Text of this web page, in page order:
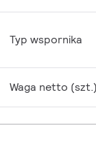
Typ wspornika
Waga netto (szt.)